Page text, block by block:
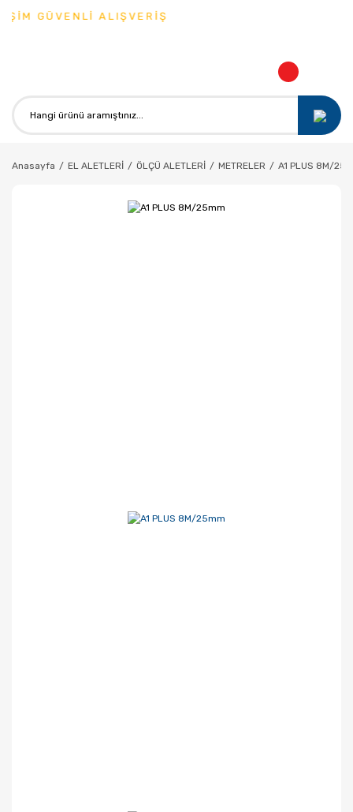
GÜVENLİ ALIŞVERİŞ
Anasayfa EL ALETLERİ ÖLÇÜ ALETLERİ METRELER A1 PLUS 8M/